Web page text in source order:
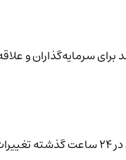
بازار می‌پردازیم. این اطلاعات